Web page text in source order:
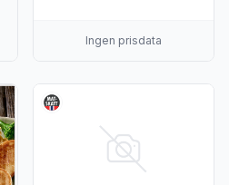
Ingen prisdata
"Fiskekake Hjerter 960g
Vis flere detaljer for